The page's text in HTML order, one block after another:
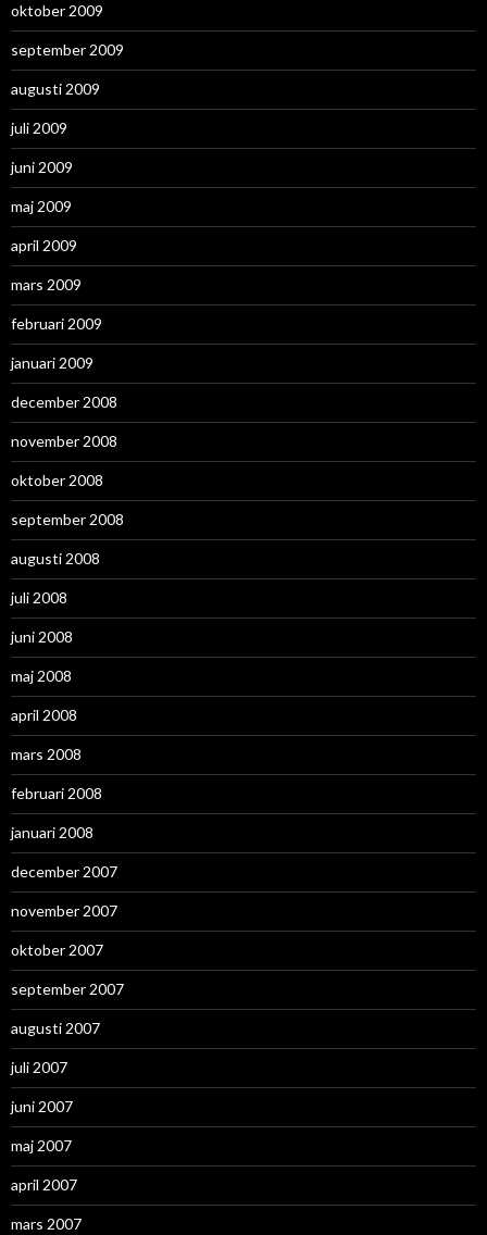
oktober 2009
september 2009
augusti 2009
juli 2009
juni 2009
maj 2009
april 2009
mars 2009
februari 2009
januari 2009
december 2008
november 2008
oktober 2008
september 2008
augusti 2008
juli 2008
juni 2008
maj 2008
april 2008
mars 2008
februari 2008
januari 2008
december 2007
november 2007
oktober 2007
september 2007
augusti 2007
juli 2007
juni 2007
maj 2007
april 2007
mars 2007